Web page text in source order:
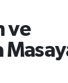
ve
Haritası
ve Fikstür